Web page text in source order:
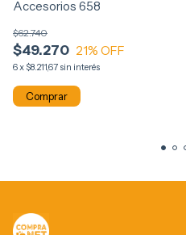
Accesorios 658
$49.270
$62.740
21% OFF
6x$8.211,67 sin interés